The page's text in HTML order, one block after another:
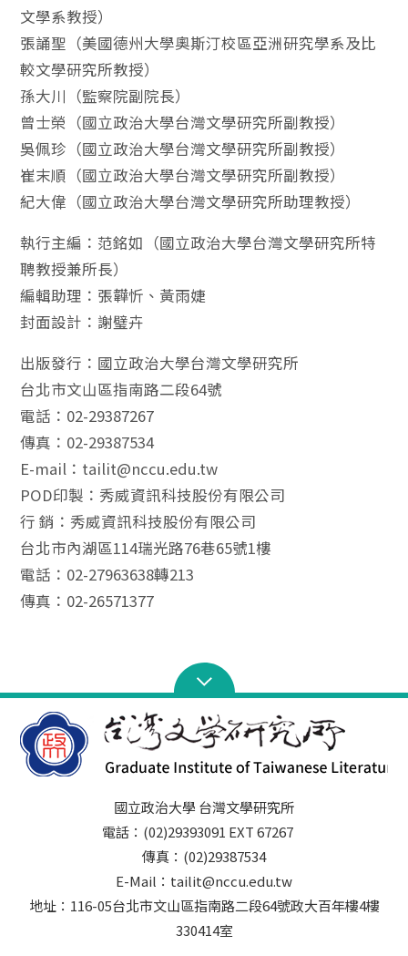
文學系教授）
張誦聖（美國德州大學奧斯汀校區亞洲研究學系及比
較文學研究所教授）
孫大川（監察院副院長）
曾士榮（國立政治大學台灣文學研究所副教授）
吳佩珍（國立政治大學台灣文學研究所副教授）
崔末順（國立政治大學台灣文學研究所副教授）
紀大偉（國立政治大學台灣文學研究所助理教授）
執行主編：范銘如（國立政治大學台灣文學研究所特
聘教授兼所長）
編輯助理：張韡忻、黃雨婕
封面設計：謝璧卉
出版發行：國立政治大學台灣文學研究所
台北市文山區指南路二段64號
電話：02-29387267
傳真：02-29387534
E-mail：tailit@nccu.edu.tw
POD印製：秀威資訊科技股份有限公司
行 銷：秀威資訊科技股份有限公司
台北市內湖區114瑞光路76巷65號1樓
電話：02-27963638轉213
傳真：02-26571377
國立政治大學 台灣文學研究所
電話：(02)29393091 EXT 67267
傳真：(02)29387534
E-Mail：tailit@nccu.edu.tw
地址：116-05台北市文山區指南路二段64號政大百年樓4樓
330414室